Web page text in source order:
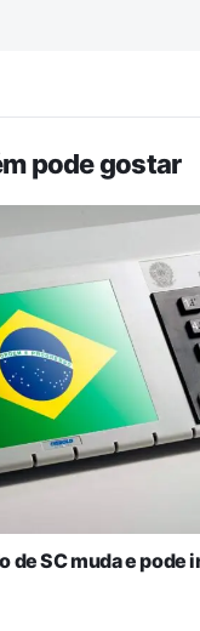
pode gostar
de SC muda e pode